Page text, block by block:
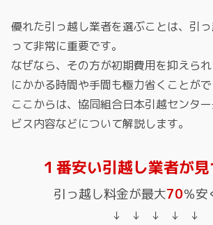
優れた引っ越し業者を選ぶことは、引
って非常に重要です。
なぜなら、その方が初期費用を抑えら
にかかる時間や手間も極力省くことがで
ここからは、協同組合日本引越センタ
ビス内容などについて解説します。
１番安い引越し業者が見
引っ越し料金が最大70％安
↓ ↓ ↓ ↓ ↓